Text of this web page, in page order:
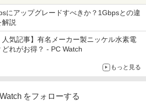
にアップグレードすべきか？1Gbpsとの違
説
人気記事】有名メーカー製ニッケル水素電
れがお得？ - PC Watch
もっと見る
をフォローする